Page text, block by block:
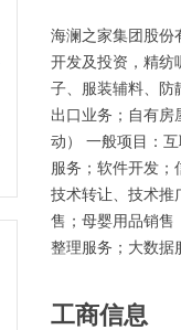
海澜之家集团股份
开发及投资，精纺
子、服装辅料、防
出口业务；自有房
动） 一般项目：
服务；软件开发；
技术转让、技术推
售；母婴用品销售
整理服务；大数据
工商信息